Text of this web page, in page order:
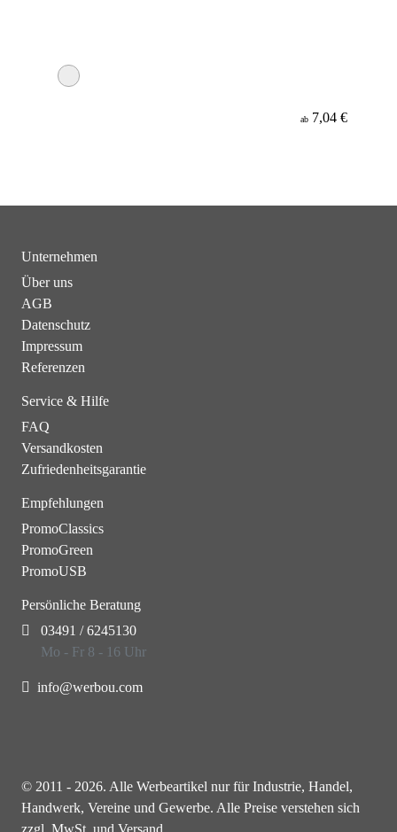
ab 7,04 €
Unternehmen
Über uns
AGB
Datenschutz
Impressum
Referenzen
Service & Hilfe
FAQ
Versandkosten
Zufriedenheitsgarantie
Empfehlungen
PromoClassics
PromoGreen
PromoUSB
Persönliche Beratung
03491 / 6245130
Mo - Fr 8 - 16 Uhr
info@werbou.com
© 2011 - 2026. Alle Werbeartikel nur für Industrie, Handel,
Handwerk, Vereine und Gewerbe. Alle Preise verstehen sich
zzgl. MwSt. und Versand.